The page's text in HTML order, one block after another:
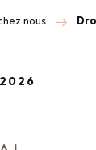
nous
aux favoris